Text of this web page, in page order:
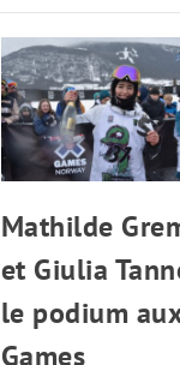
Mathilde
et Giulia
le podium
Games